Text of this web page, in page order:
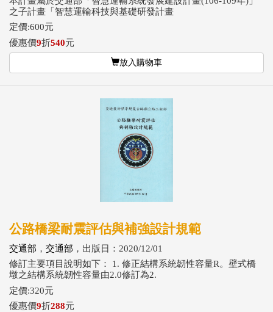
之子計畫「智慧運輸科技與基礎研發計畫
定價:600元
優惠價9折540元
放入購物車
公路橋梁耐震評估與補強設計規範
交通部 ， 交通部 ，出版日：2020/12/01
修訂主要項目說明如下： 1. 修正結構系統韌性容量R。壁式橋
墩之結構系統韌性容量由2.0修訂為2.
定價:320元
優惠價9折288元